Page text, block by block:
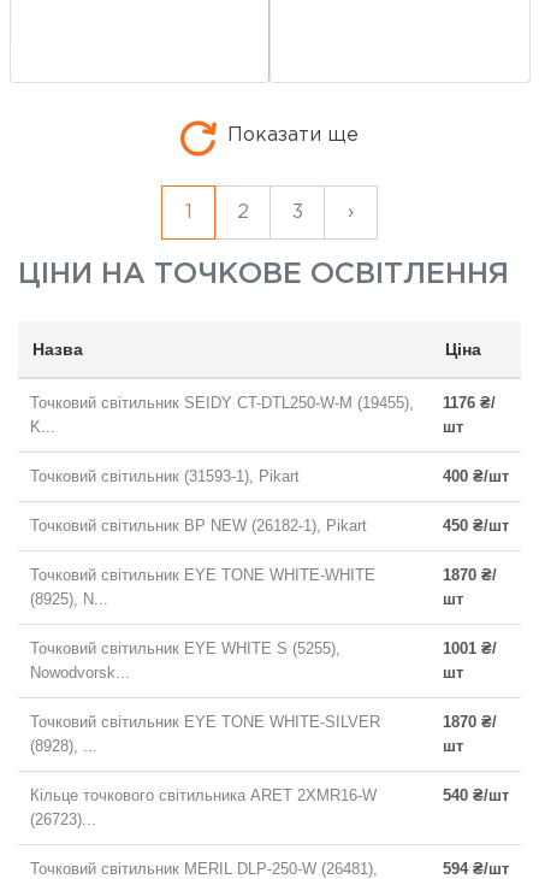
Показати ще
1 2 3 ›
ЦІНИ НА ТОЧКОВЕ ОСВІТЛЕННЯ
Назва Ціна
Точковий світильник SEIDY CT-DTL250-W-M (19455),
K...
1176 ₴/
шт
Точковий світильник (31593-1), Pikart 400 ₴/шт
Точковий світильник BP NEW (26182-1), Pikart 450 ₴/шт
Точковий світильник EYE TONE WHITE-WHITE
(8925), N...
1870 ₴/
шт
Точковий світильник EYE WHITE S (5255),
Nowodvorsk...
1001 ₴/
шт
Точковий світильник EYE TONE WHITE-SILVER
(8928), ...
1870 ₴/
шт
Кільце точкового світильника ARET 2XMR16-W
(26723)...
540 ₴/шт
Точковий світильник MERIL DLP-250-W (26481),
594 ₴/шт